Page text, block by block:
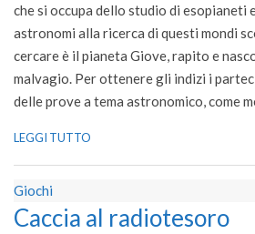
che si occupa dello studio di esopianeti
astronomi alla ricerca di questi mondi
cercare è il pianeta Giove, rapito e
malvagio. Per ottenere gli indizi i
delle prove a tema astronomico, come
LEGGI TUTTO
Giochi
Caccia al radiotesoro